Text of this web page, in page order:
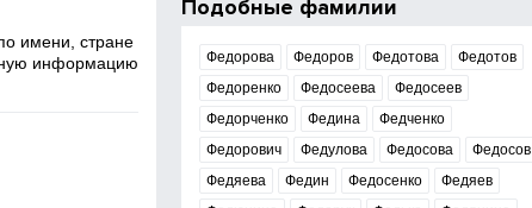
имени, стране
информацию
Подобные фамилии
Федорова Федоров Федотова
Федотов
Федоренко
Федосеева
Федосеев
Федорченко
Федина
Федченко
Федорович
Федулова Федосова
Федосов
Федяева
Федин Федосенко
Федяев